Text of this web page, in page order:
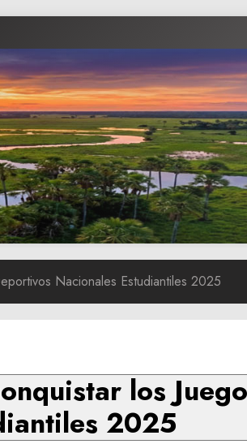
Nacionales Estudiantiles 2025
los
2025